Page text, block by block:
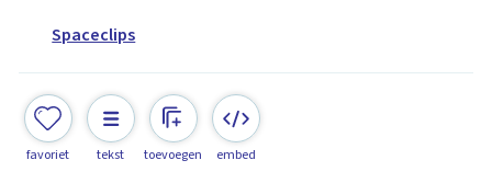
Spaceclips
favoriet tekst toevoegen embed